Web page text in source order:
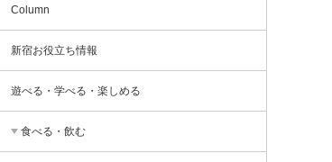
Column
新宿お役立ち情報
遊べる・学べる・楽しめる
食べる・飲む